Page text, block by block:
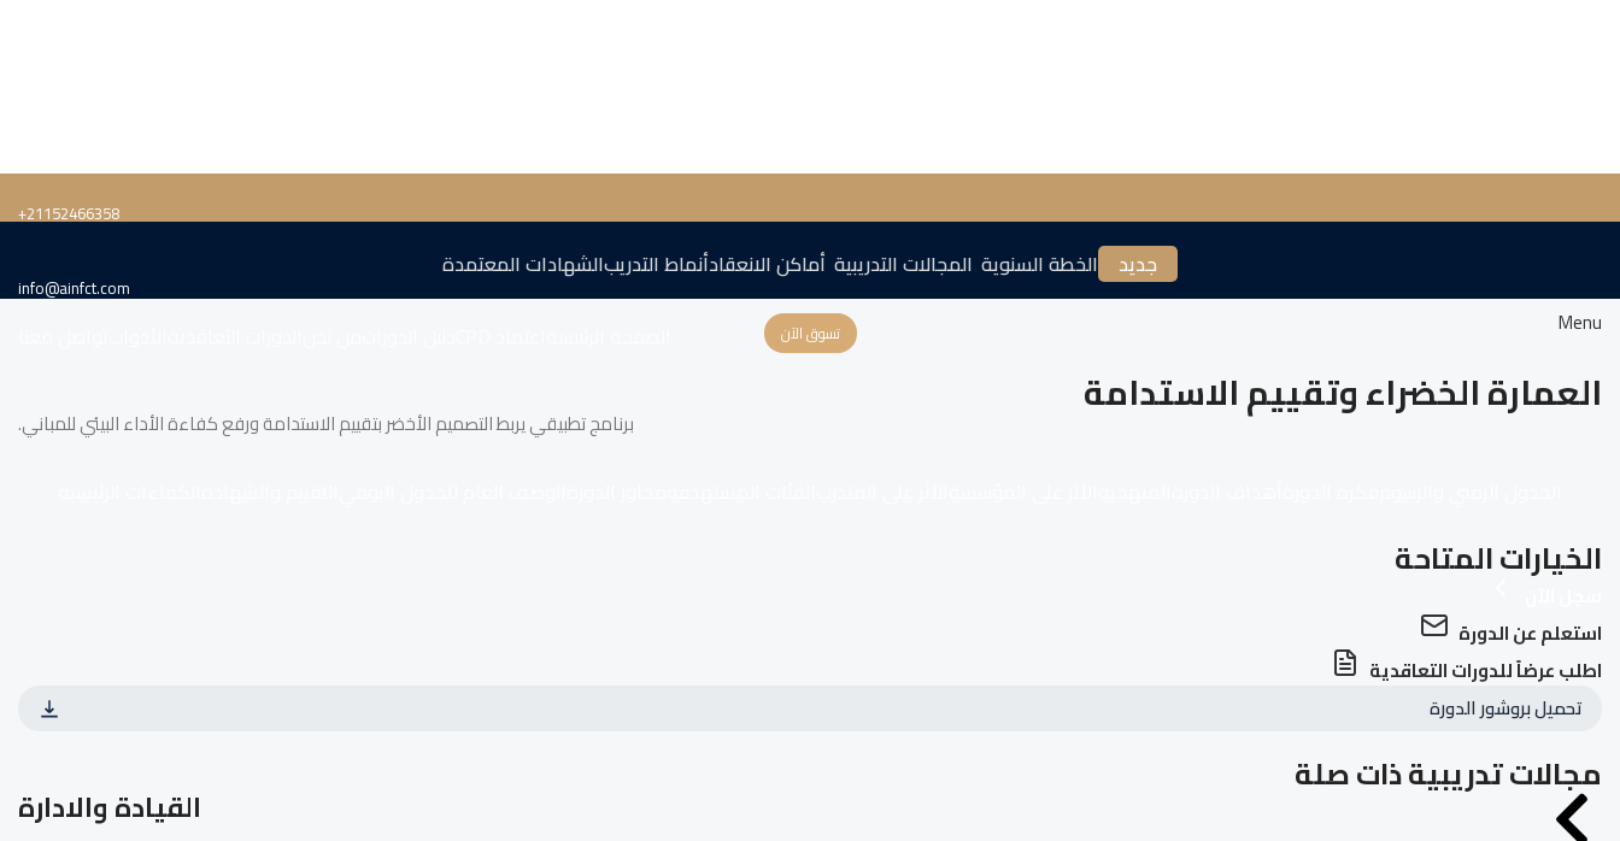
‎+21152466358
info@ainfct.com
جديد الخطة السنوية المجالات التدريبية أماكن الانعقادأنماط التدريبالشهادات المعتمدة
Menu تسوق الآن
العمارة الخضراء وتقييم الاستدامة برنامج تطبيقي يربط التصميم الأخضر بتقييم الاستدامة ورفع كفاءة الأداء البيئي للمباني.
الخيارات المتاحة
استعلم عن الدورة
اطلب عرضاً للدورات التعاقدية
تحميل بروشور الدورة
مجالات تدريبية ذات صلة
القيادة والادارة